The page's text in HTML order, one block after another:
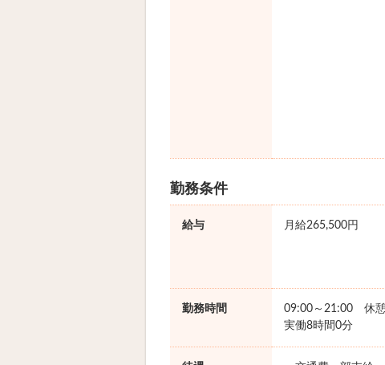
勤務条件
給与 月給265,500円
勤務時間
09:00～21:00 休
実働8時間0分